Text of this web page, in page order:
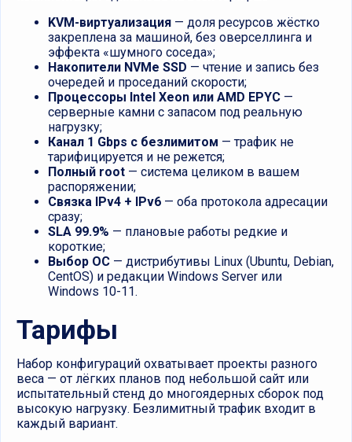
KVM-виртуализация — доля ресурсов жёстко
закреплена за машиной, без оверселлинга и
эффекта «шумного соседа»;
Накопители NVMe SSD — чтение и запись без
очередей и проседаний скорости;
Процессоры Intel Xeon или AMD EPYC —
серверные камни с запасом под реальную
нагрузку;
Канал 1 Gbps с безлимитом — трафик не
тарифицируется и не режется;
Полный root — система целиком в вашем
распоряжении;
Связка IPv4 + IPv6 — оба протокола адресации
сразу;
SLA 99.9% — плановые работы редкие и
короткие;
Выбор ОС — дистрибутивы Linux (Ubuntu, Debian,
CentOS) и редакции Windows Server или
Windows 10-11.
Тарифы
Набор конфигураций охватывает проекты разного
веса — от лёгких планов под небольшой сайт или
испытательный стенд до многоядерных сборок под
высокую нагрузку. Безлимитный трафик входит в
каждый вариант.